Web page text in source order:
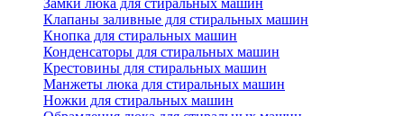
Замки люка для стиральных машин
Клапаны заливные для стиральных машин
Кнопка для стиральных машин
Конденсаторы для стиральных машин
Крестовины для стиральных машин
Манжеты люка для стиральных машин
Ножки для стиральных машин